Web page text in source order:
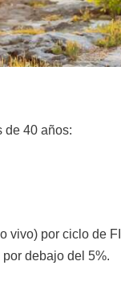
de 40 años:
vivo) por ciclo de
debajo del 5%.